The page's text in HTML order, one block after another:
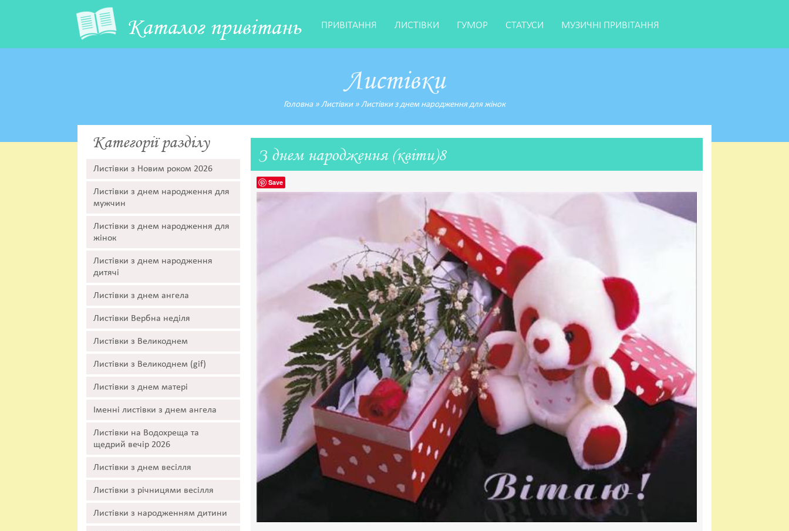
Каталог привітань ПРИВІТАННЯ ЛИСТІВКИ ГУМОР СТАТУСИ МУЗИЧНІ ПРИВІТАННЯ
Листівки
Головна» Листівки» Листівки з днем народження для жінок
Категорії разділу
Листівки з Новим роком 2026
Листівки з днем народження для
мужчин
Листівки з днем народження для
жінок
Листівки з днем народження
дитячі
Листівки з днем ангела
Листівки Вербна неділя
Листівки з Великоднем
Листівки з Великоднем (gif)
Листівки з днем матері
Іменні листівки з днем ангела
Листівки на Водохреща та
щедрий вечір 2026
Листівки з днем весілля
Листівки з річницями весілля
Листівки з народженням дитини
З днем народження (квіти)8
Save